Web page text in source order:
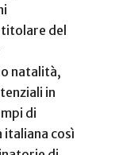
titolare del
natalità,
in
di
così